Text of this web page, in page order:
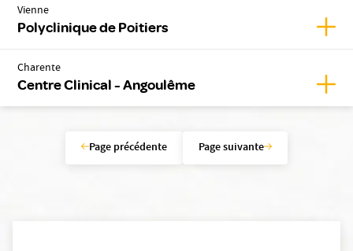
Vienne
Polyclinique de Poitiers
Charente
Centre Clinical - Angoulême
Page précédente Page suivante